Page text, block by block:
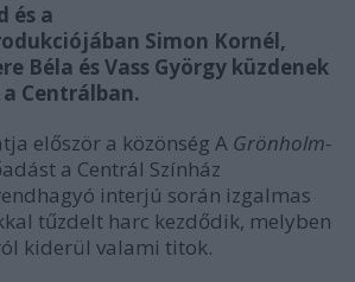
és a
Simon Kornél,
Béla és Vass György küzdenek
Centrálban.
először a közönség A Grönholm-
a Centrál Színház
interjú során izgalmas
tűzdelt harc kezdődik, melyben
kiderül valami titok.